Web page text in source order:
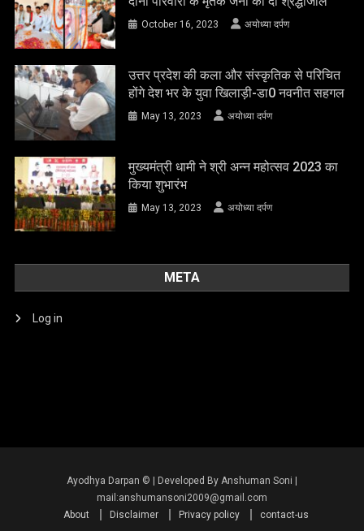
October 16, 2023 अयोध्या दर्पण
उत्तर प्रदेश की कला और संस्कृतिक से परिचित
होंगे देश भर के युवा खिलाड़ी-डा0 नवनीत सहगल
May 13, 2023 अयोध्या दर्पण
मुख्यमंत्री धामी ने श्री अन्न महोत्सव 2023 का
किया शुभारंभ
May 13, 2023 अयोध्या दर्पण
META
Log in
About Disclaimer Privacy policy contact-us